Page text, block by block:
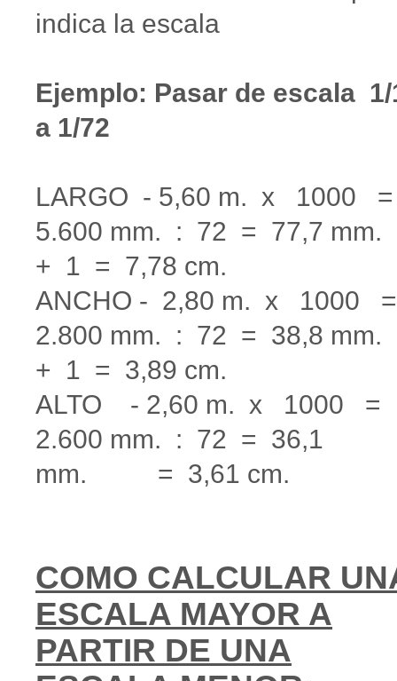
indica la escala
Ejemplo: Pasar de escala 1/
a 1/72
LARGO - 5,60 m. x 1000
5.600 mm. : 72 = 77,7 mm.
+ 1 = 7,78 cm.
ANCHO - 2,80 m. x 1000
2.800 mm. : 72 = 38,8 mm.
+ 1 = 3,89 cm.
ALTO - 2,60 m. x 1000 =
2.600 mm. : 72 = 36,1
mm. = 3,61 cm.
COMO CALCULAR
ESCALA MAYOR A
PARTIR DE UNA